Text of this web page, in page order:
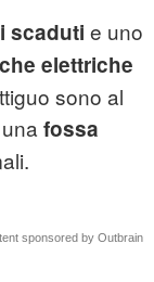
scaduti e uno
elettriche
sono al
fossa
sponsored by Outbrain